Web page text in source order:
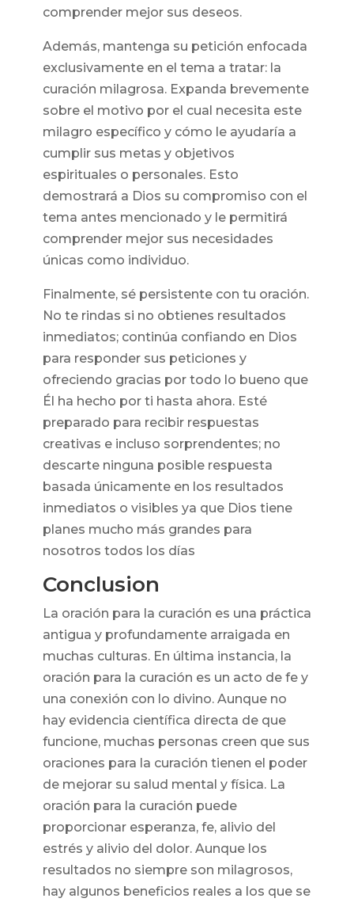
comprender mejor sus deseos.
Además, mantenga su petición enfocada
exclusivamente en el tema a tratar: la
curación milagrosa. Expanda brevemente
sobre el motivo por el cual necesita este
milagro específico y cómo le ayudaría a
cumplir sus metas y objetivos
espirituales o personales. Esto
demostrará a Dios su compromiso con el
tema antes mencionado y le permitirá
comprender mejor sus necesidades
únicas como individuo.
Finalmente, sé persistente con tu oración.
No te rindas si no obtienes resultados
inmediatos; continúa confiando en Dios
para responder sus peticiones y
ofreciendo gracias por todo lo bueno que
Él ha hecho por ti hasta ahora. Esté
preparado para recibir respuestas
creativas e incluso sorprendentes; no
descarte ninguna posible respuesta
basada únicamente en los resultados
inmediatos o visibles ya que Dios tiene
planes mucho más grandes para
nosotros todos los días
Conclusion
La oración para la curación es una práctica
antigua y profundamente arraigada en
muchas culturas. En última instancia, la
oración para la curación es un acto de fe y
una conexión con lo divino. Aunque no
hay evidencia científica directa de que
funcione, muchas personas creen que sus
oraciones para la curación tienen el poder
de mejorar su salud mental y física. La
oración para la curación puede
proporcionar esperanza, fe, alivio del
estrés y alivio del dolor. Aunque los
resultados no siempre son milagrosos,
hay algunos beneficios reales a los que se